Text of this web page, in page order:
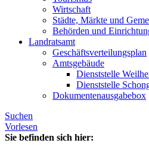
Wirtschaft
Städte, Märkte und
Behörden und
Landratsamt
Geschäftsverteilungsplan
Amtsgebäude
Dienststelle
Dienststelle
Dokumentenausgabebox
Suchen
Vorlesen
Sie befinden sich hier: